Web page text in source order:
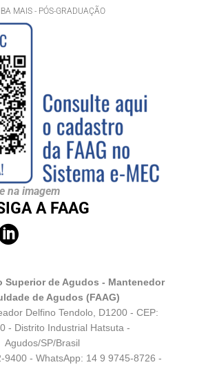
MAIS - PÓS-GRADUAÇÃO
na imagem
A FAAG
Superior de Agudos - Mantenedor
de Agudos (FAAG)
Delfino Tendolo, D1200 - CEP:
- Distrito Industrial Hatsuta -
Agudos/SP/Brasil
9400 - WhatsApp: 14 9 9745-8726-